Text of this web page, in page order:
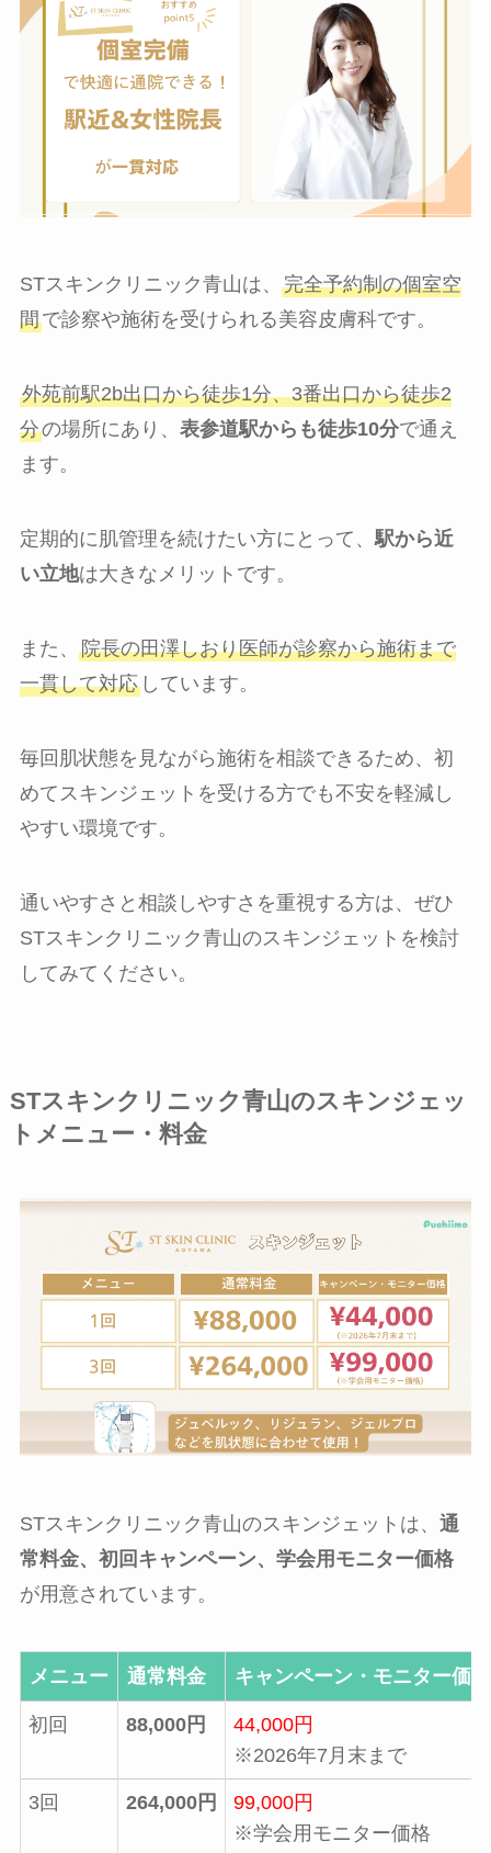
STスキンクリニック青山は、 完全予約制の個室空
間で診察や施術を受けられる美容皮膚科です。
外苑前駅2b出口から徒歩1分、3番出口から徒歩2
分の場所にあり、 表参道駅からも徒歩10分で通え
ます。
定期的に肌管理を続けたい方にとって、駅から近
い立地は大きなメリットです。
また、 院長の田澤しおり医師が診察から施術まで
一貫して対応しています。
毎回肌状態を見ながら施術を相談できるため、初
めてスキンジェットを受ける方でも不安を軽減し
やすい環境です。
通いやすさと相談しやすさを重視する方は、ぜひ
STスキンクリニック青山のスキンジェットを検討
してみてください。
STスキンクリニック青山のスキンジェッ
トメニュー・料金
STスキンクリニック青山のスキンジェットは、 通
常料金、初回キャンペーン、学会用モニター価格
が用意されています。
メニュー 通常料金 キャンペーン・モニター価格
初回 88,000円
44,000円
※2026年7月末まで
3回 264,000円
99,000円
※学会用モニター価格